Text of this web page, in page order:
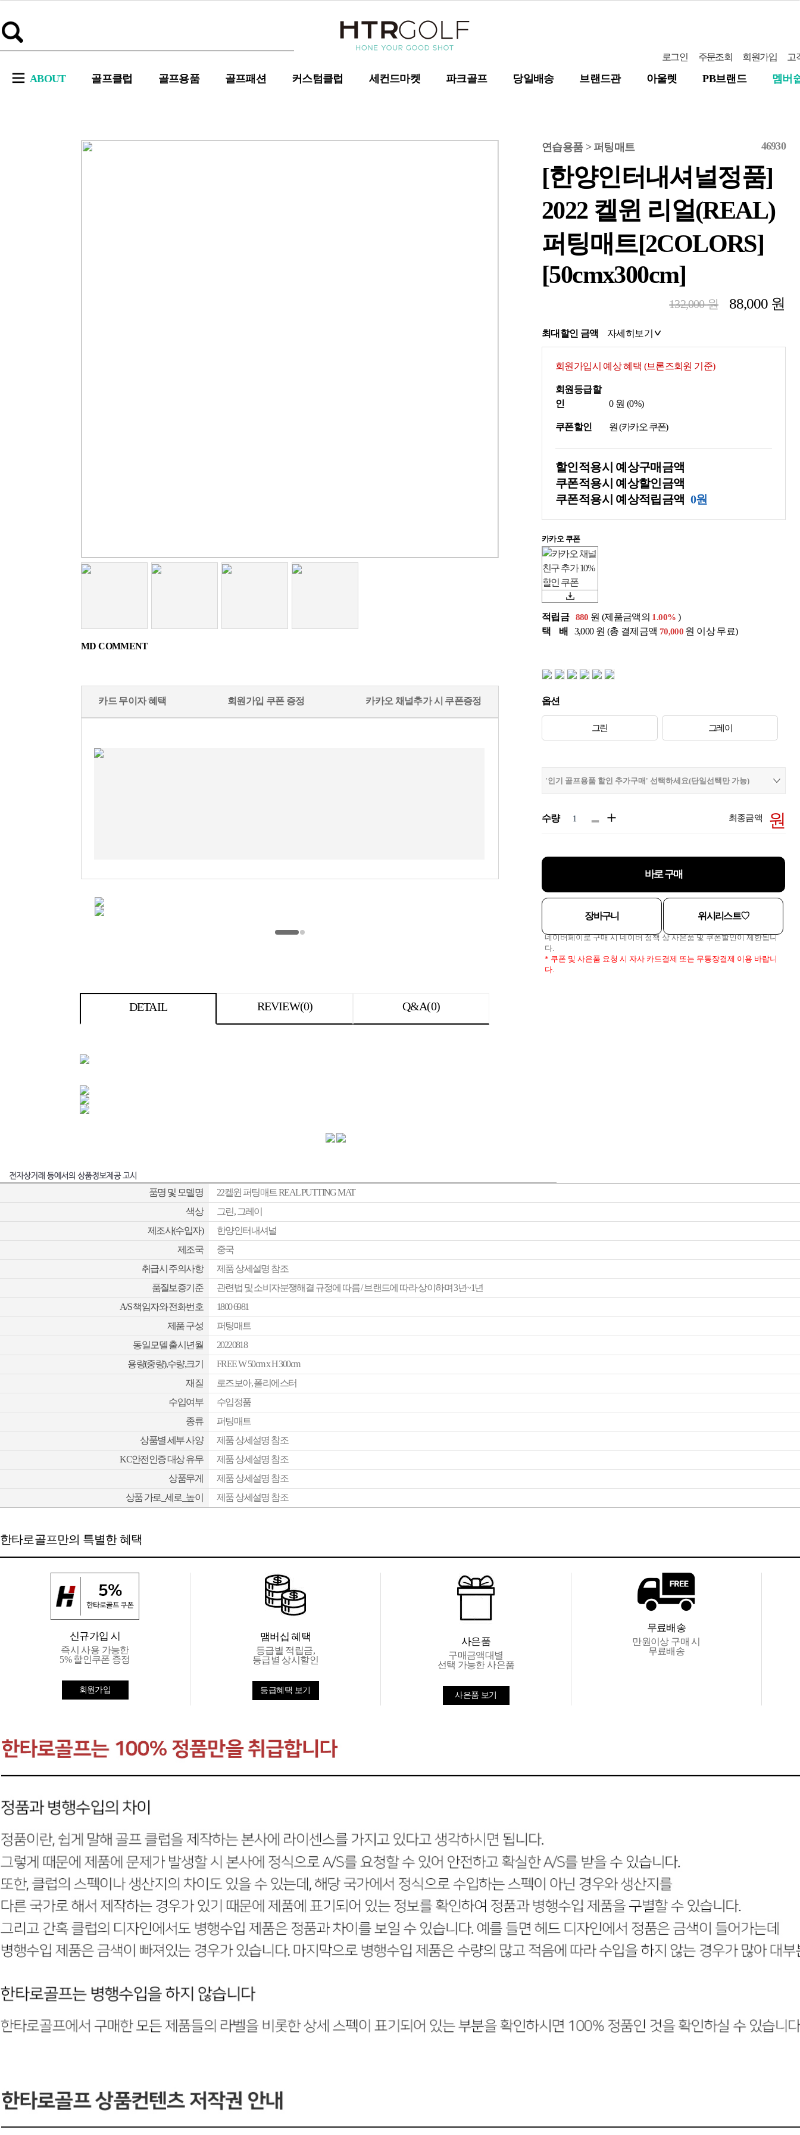
로그인 주문조회 회원가입 고
ABOUT 골프클럽 골프용품 골프패션 커스텀클럽 세컨드마켓 파크골프 당일배송 브랜드관 아울렛 PB브랜드 멤버
MD COMMENT
카드 무이자 혜택 회원가입 쿠폰 증정 카카오 채널추가 시 쿠폰증정
연습용품 > 퍼팅매트 46930
[한양인터내셔널정품]
2022 켈윈 리얼(REAL)
퍼팅매트[2COLORS]
[50cmx300cm]
132,000원 88,000 원
최대할인 금액 자세히보기
회원가입시 예상 혜택 (브론즈회원 기준)
회원등급할
인
0원 (0%)
쿠폰할인 원 (카카오 쿠폰)
할인적용시 예상구매금액
쿠폰적용시 예상할인금액
쿠폰적용시 예상적립금액 0원
카카오 쿠폰
적립금 880 원 (제품금액의 1.00% )
택 배
3,000 원 (총 결제금액 70,000 원 이상 무료)
옵션
그린 그레이
수량 - + 최종금액 원
바로 구매
장바구니 위시리스트♡
네이버페이로 구매 시 네이버 정책 상 사은품 및 쿠폰할인이 제한됩니
다.
* 쿠폰 및 사은품 요청 시 자사 카드결제 또는 무통장결제 이용 바랍니
다.
DETAIL REVIEW(0) Q&A(0)
품명 및 모델명
22켈윈 퍼팅매트 REAL PUTTING MAT
색상
그린, 그레이
제조사(수입자)
한양인터내셔널
제조국
중국
취급시 주의사항
제품 상세설명 참조
품질보증기준
관련법 및 소비자분쟁해결 규정에 따름 / 브랜드에 따라 상이하며 3년~1년
A/S 책임자와 전화번호
1800 6981
제품 구성
퍼팅매트
동일모델 출시년월
20220818
용량(중량),수량,크기
FREE W 50cm x H 300cm
재질
로즈보아, 폴리에스터
수입여부
수입정품
종류
퍼팅매트
상품별 세부 사양
제품 상세설명 참조
KC안전인증 대상 유무
제품 상세설명 참조
상품무게
제품 상세설명 참조
상품 가로_세로_높이
제품 상세설명 참조
한타로골프만의 특별한 혜택
신규가입 시
즉시 사용 가능한
5% 할인쿠폰 증정
회원가입
맴버십 혜택
등급별 적립금,
등급별 상시할인
등급혜택 보기
사은품
구매금액대별
선택 가능한 사은품
사은품 보기
무료배송
만원이상 구매 시
무료배송